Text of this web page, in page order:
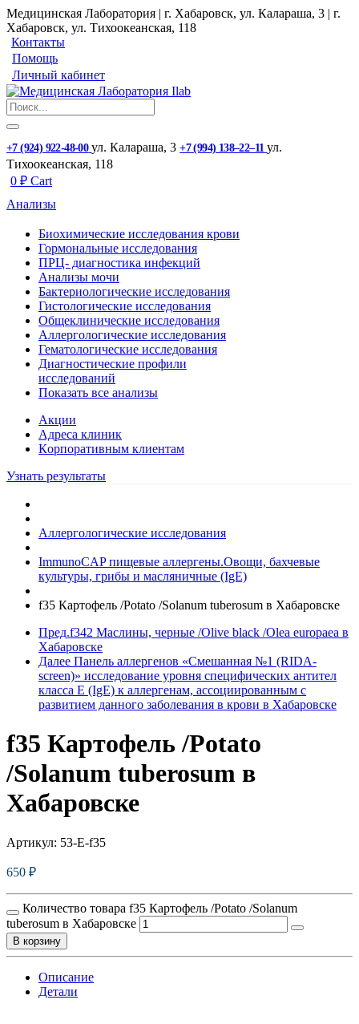
Медицинская Лаборатория | г. Хабаровск, ул. Калараша, 3 | г.
Хабаровск, ул. ​Тихоокеанская, 118
Контакты
Помощь
Личный кабинет
+7 (924) 922-48-00 ул. ​Калараша, 3 +7 (994) 138‒22‒11 ул. ​
Тихоокеанская, 118
0 ₽ Cart
Анализы
Биохимические исследования крови
Гормональные исследования
ПРЦ- диагностика инфекций
Анализы мочи
Бактериологические исследования
Гистологические исследования
Общеклинические исследования
Аллергологические исследования
Гематологические исследования
Диагностические профили
исследований
Показать все анализы
Акции
Адреса клиник
Кoрпоративным клиентам
Узнать результаты
Аллергологические исследования
ImmunoCAP пищевые аллергены.Овощи, бахчевые
культуры, грибы и масляничные (IgE)
f35 Картофель /Potato /Solanum tuberosum в Хабаровске
Пред.f342 Маслины, черные /Olive black /Olea europaea в
Хабаровске
Далее Панель аллергенов «Смешанная №1 (RIDA-
screen)» исследование уровня специфических антител
класса E (IgE) к аллергенам, ассоциированным с
развитием данного заболевания в крови в Хабаровске
f35 Картофель /Potato
/Solanum tuberosum в
Хабаровске
Артикул: 53-E-f35
650 ₽
Количество товара f35 Картофель /Potato /Solanum
tuberosum в Хабаровске
В корзину
Описание
Детали